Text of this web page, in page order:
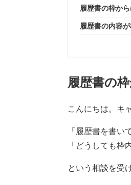
履歴書の枠か
履歴書の内容
履歴書の
こんにちは。キ
「履歴書を書い
「どうしても枠
という相談を受